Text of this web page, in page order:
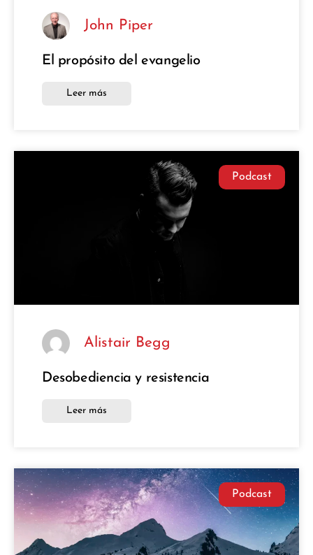
John Piper
El propósito del evangelio
Leer más
Podcast
Alistair Begg
Desobediencia y resistencia
Leer más
Podcast